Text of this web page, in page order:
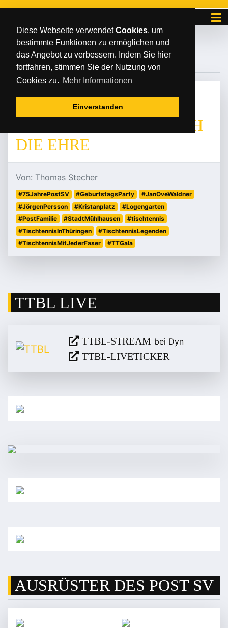
Diese Webseite verwendetCookies, um
bestimmte Funktionen zu ermöglichen und
das Angebot zu verbessern. Indem Sie hier
fortfahren, stimmen Sie der Nutzung von
Cookies zu. Mehr Informationen
Einverstanden
#LOGENGARTEN
27. Mai 2026
LEGENDEN GEBEN SICH
DIE EHRE
Von: Thomas Stecher
#75JahrePostSV #GeburtstagsParty
#JanOveWaldner
#JörgenPersson
#Kristanplatz
#Logengarten
#PostFamilie
#StadtMühlhausen
#tischtennis
#TischtennisInThüringen
#TischtennisLegenden
#TischtennisMitJederFaser
#TTGala
TTBL LIVE
TTBL-STREAM bei Dyn
TTBL-LIVETICKER
AUSRÜSTER DES POST SV